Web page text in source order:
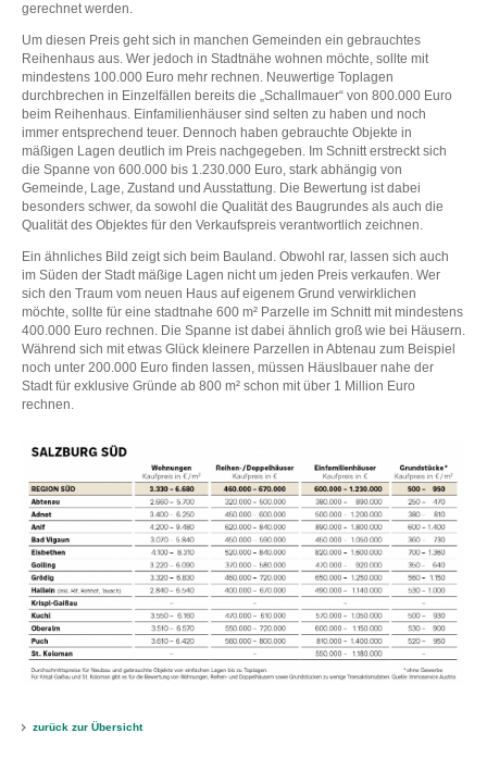
gerechnet werden.
Um diesen Preis geht sich in manchen Gemeinden ein gebrauchtes
Reihenhaus aus. Wer jedoch in Stadtnähe wohnen möchte, sollte mit
mindestens 100.000 Euro mehr rechnen. Neuwertige Toplagen
durchbrechen in Einzelfällen bereits die „Schallmauer“ von 800.000 Euro
beim Reihenhaus. Einfamilienhäuser sind selten zu haben und noch
immer entsprechend teuer. Dennoch haben gebrauchte Objekte in
mäßigen Lagen deutlich im Preis nachgegeben. Im Schnitt erstreckt sich
die Spanne von 600.000 bis 1.230.000 Euro, stark abhängig von
Gemeinde, Lage, Zustand und Ausstattung. Die Bewertung ist dabei
besonders schwer, da sowohl die Qualität des Baugrundes als auch die
Qualität des Objektes für den Verkaufspreis verantwortlich zeichnen.
Ein ähnliches Bild zeigt sich beim Bauland. Obwohl rar, lassen sich auch
im Süden der Stadt mäßige Lagen nicht um jeden Preis verkaufen. Wer
sich den Traum vom neuen Haus auf eigenem Grund verwirklichen
möchte, sollte für eine stadtnahe 600 m² Parzelle im Schnitt mit mindestens
400.000 Euro rechnen. Die Spanne ist dabei ähnlich groß wie bei Häusern.
Während sich mit etwas Glück kleinere Parzellen in Abtenau zum Beispiel
noch unter 200.000 Euro finden lassen, müssen Häuslbauer nahe der
Stadt für exklusive Gründe ab 800 m² schon mit über 1 Million Euro
rechnen.
zurück zur Übersicht